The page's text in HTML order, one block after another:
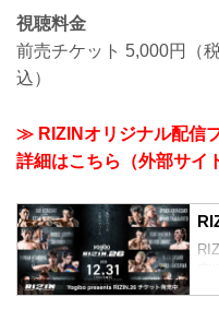
視聴料金
前売チケット 5,000円（
込）
≫ RIZINオリジナル配信
詳細はこちら（外部サイ